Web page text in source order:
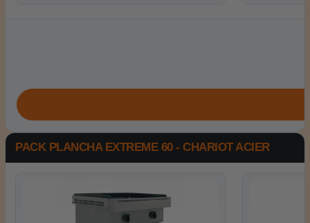
PACK PLANCHA EXTREME 60 - CHARIOT ACIER